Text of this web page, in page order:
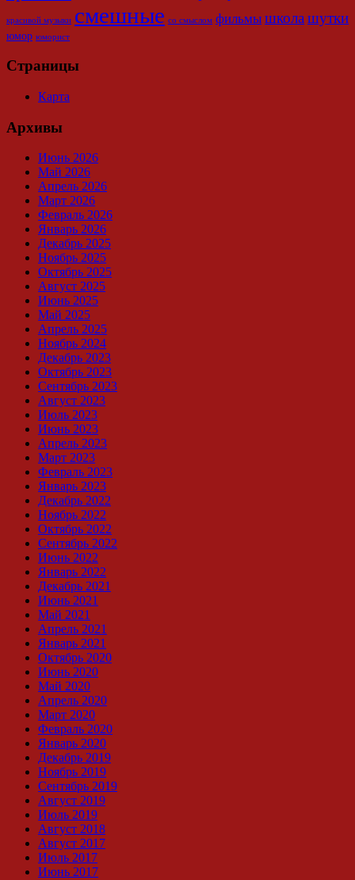
красивой музыки смешные со смыслом фильмы школа шутки
юмор юморист
Страницы
Карта
Архивы
Июнь 2026
Май 2026
Апрель 2026
Март 2026
Февраль 2026
Январь 2026
Декабрь 2025
Ноябрь 2025
Октябрь 2025
Август 2025
Июнь 2025
Май 2025
Апрель 2025
Ноябрь 2024
Декабрь 2023
Октябрь 2023
Сентябрь 2023
Август 2023
Июль 2023
Июнь 2023
Апрель 2023
Март 2023
Февраль 2023
Январь 2023
Декабрь 2022
Ноябрь 2022
Октябрь 2022
Сентябрь 2022
Июнь 2022
Январь 2022
Декабрь 2021
Июнь 2021
Май 2021
Апрель 2021
Январь 2021
Октябрь 2020
Июнь 2020
Май 2020
Апрель 2020
Март 2020
Февраль 2020
Январь 2020
Декабрь 2019
Ноябрь 2019
Сентябрь 2019
Август 2019
Июль 2019
Август 2018
Август 2017
Июль 2017
Июнь 2017